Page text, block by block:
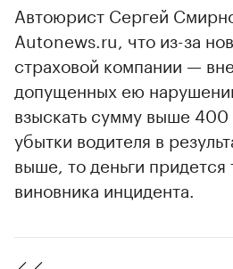
Автоюрист Сергей
Autonews.ru, что из-за
страховой компании —
допущенных ею
взыскать сумму выше
убытки водителя в
выше, то деньги придется
виновника инцидента.